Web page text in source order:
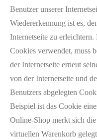
Benutzer unserer
Wiedererkennung ist es,
Internetseite zu
Cookies verwendet, muss
der Internetseite erneut
von der Internetseite und
Benutzers abgelegten
Beispiel ist das Cookie
Online-Shop merkt sich
virtuellen Warenkorb